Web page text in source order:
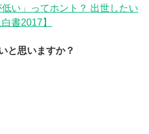
い」ってホント？ 出世したい
書2017】
と思いますか？